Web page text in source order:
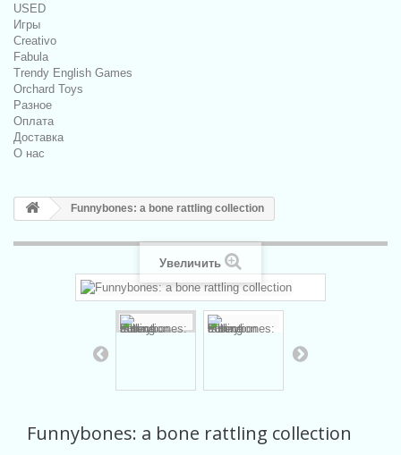
USED
Игры
Creativo
Fabula
Trendy English Games
Orchard Toys
Разное
Оплата
Доставка
О нас
Funnybones: a bone rattling collection
Увеличить
Funnybones: a bone rattling collection